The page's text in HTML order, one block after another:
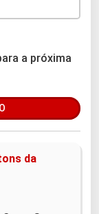
a próxima
da